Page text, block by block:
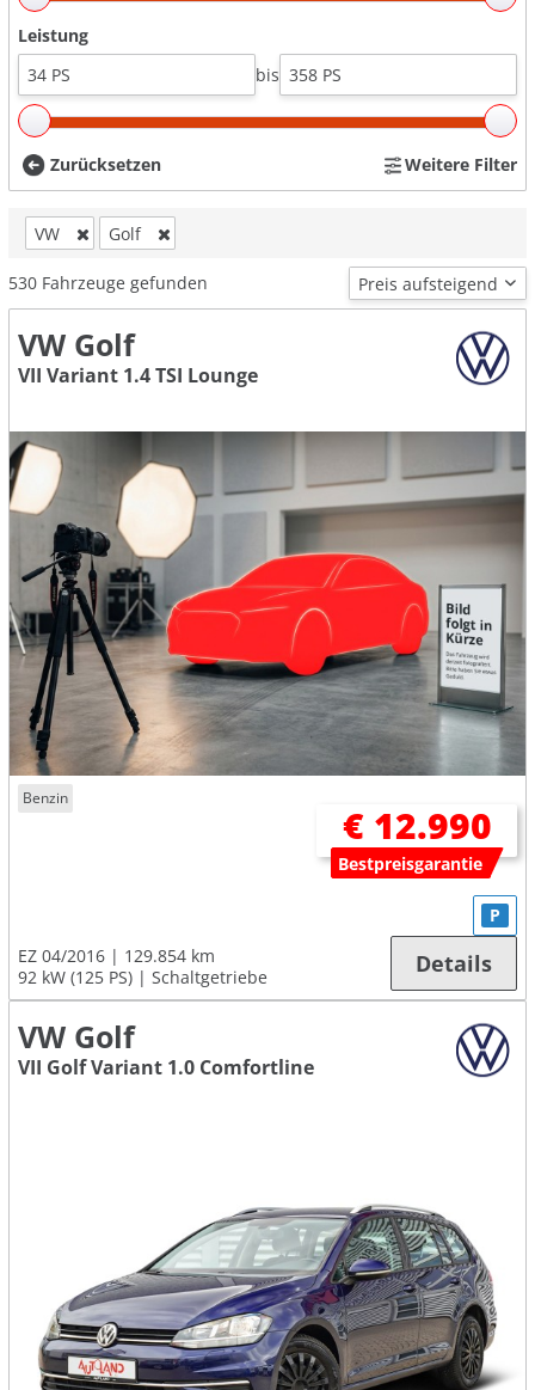
Leistung
bis
Zurücksetzen Weitere Filter
VW Golf
530 Fahrzeuge gefunden
VW Golf
VII Variant 1.4 TSI Lounge
Benzin
€ 12.990
Bestpreisgarantie
EZ 04/2016
129.854 km
92 kW (125 PS)
Schaltgetriebe
P
Details
VW Golf
VII Golf Variant 1.0 Comfortline